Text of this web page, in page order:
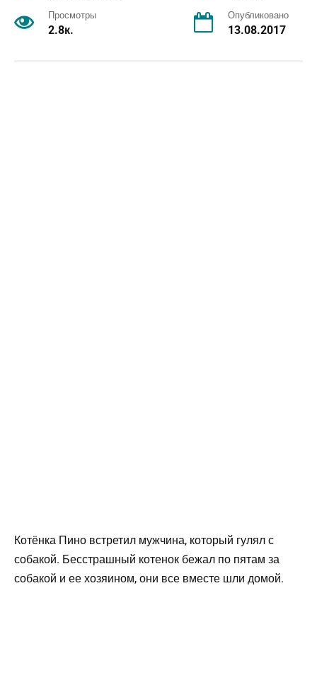
Просмотры
2.8к.
Опубликовано
13.08.2017
Котёнка Пино встретил мужчина, который гулял с
собакой. Бесстрашный котенок бежал по пятам за
собакой и ее хозяином, они все вместе шли домой.